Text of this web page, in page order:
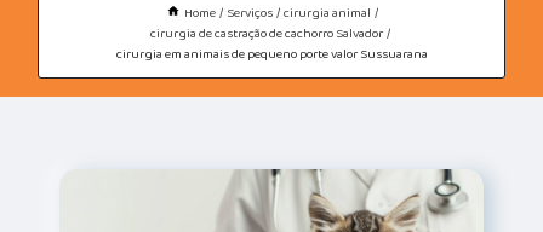
Home Serviços cirurgia animal
cirurgia de castração de cachorro Salvador
cirurgia em animais de pequeno porte valor Sussuarana